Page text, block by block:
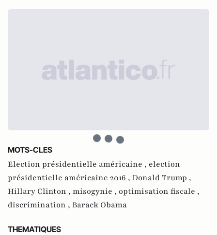
MOTS-CLES
Election présidentielle américaine , election
présidentielle américaine 2016 , Donald Trump ,
Hillary Clinton , misogynie , optimisation fiscale ,
discrimination , Barack Obama
THEMATIQUES